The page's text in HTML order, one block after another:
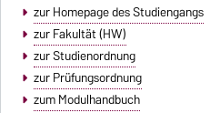
zur Homepage des Studiengangs
zur Fakultät (HW)
zur Studienordnung
zur Prüfungsordnung
zum Modulhandbuch